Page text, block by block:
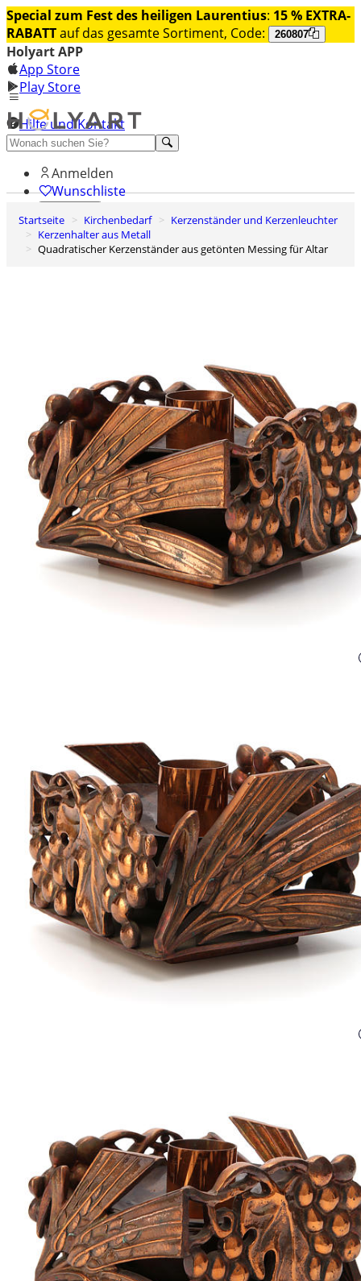
Special zum Fest des heiligen Laurentius: 15 % EXTRA-
RABATTauf das gesamte Sortiment, Code: 260807
Holyart APP
App Store
Play Store
Hilfe und Kontakt
Entdecken Sie Premium
Anmelden
Wunschliste
0
Warenkorb
Startseite Kirchenbedarf
Kerzenständer und Kerzenleuchter
Kerzenhalter aus Metall
Quadratischer Kerzenständer aus getönten Messing für Altar